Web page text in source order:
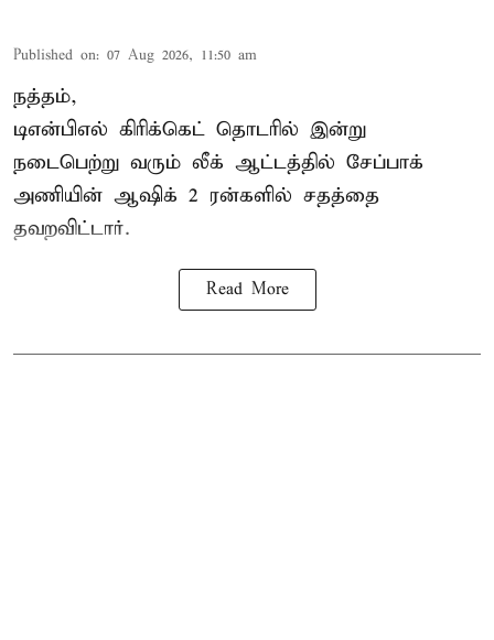
Published on: 07 Aug 2026, 11:50 am
நத்தம்,
டிஎன்பிஎல் கிரிக்கெட் தொடரில் இன்று
நடைபெற்று வரும் லீக் ஆட்டத்தில் சேப்பாக்
அணியின் ஆஷிக் 2 ரன்களில் சதத்தை
தவறவிட்டார்.
Read More